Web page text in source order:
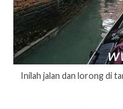
Inilah jalan dan lorong di